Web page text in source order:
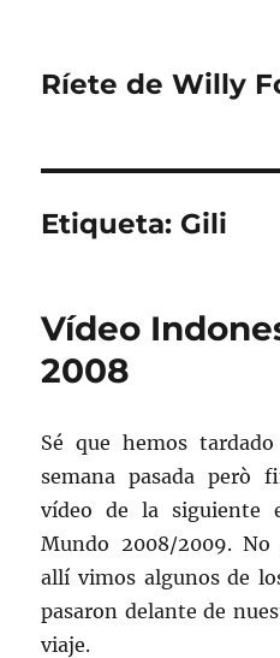
Ríete de Willy
Etiqueta: Gili
Vídeo
2008
Sé que hemos
semana pasada però
vídeo de la siguiente
Mundo 2008/2009. No
allí vimos algunos de
pasaron delante de
viaje.